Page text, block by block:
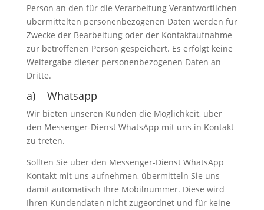
Person an den für die Verarbeitung Verantwortlichen
übermittelten personenbezogenen Daten werden für
Zwecke der Bearbeitung oder der Kontaktaufnahme
zur betroffenen Person gespeichert. Es erfolgt keine
Weitergabe dieser personenbezogenen Daten an
Dritte.
a) Whatsapp
Wir bieten unseren Kunden die Möglichkeit, über
den Messenger-Dienst WhatsApp mit uns in Kontakt
zu treten.
Sollten Sie über den Messenger-Dienst WhatsApp
Kontakt mit uns aufnehmen, übermitteln Sie uns
damit automatisch Ihre Mobilnummer. Diese wird
Ihren Kundendaten nicht zugeordnet und für keine